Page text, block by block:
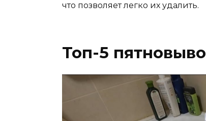
что позволяет легко их удалить.
Топ-5